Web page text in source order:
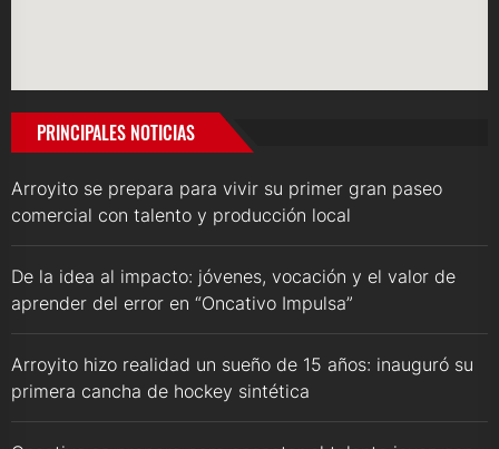
PRINCIPALES NOTICIAS
Arroyito se prepara para vivir su primer gran paseo
comercial con talento y producción local
De la idea al impacto: jóvenes, vocación y el valor de
aprender del error en “Oncativo Impulsa”
Arroyito hizo realidad un sueño de 15 años: inauguró su
primera cancha de hockey sintética